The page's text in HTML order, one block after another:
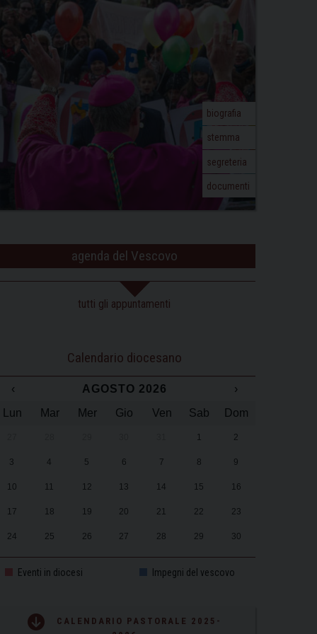
biografia
stemma
segreteria
documenti
agenda del Vescovo
tutti gli appuntamenti
Calendario diocesano
‹ AGOSTO 2026
›
Lun
Mar Mer Gio Ven Sab Dom
1 2
3 4 5 6 7 8 9
10 11 12 13 14 15 16
17 18 19 20 21 22 23
24 25 26 27 28 29 30
Eventi in diocesi Impegni del vescovo
CALENDARIO PASTORALE 2025-